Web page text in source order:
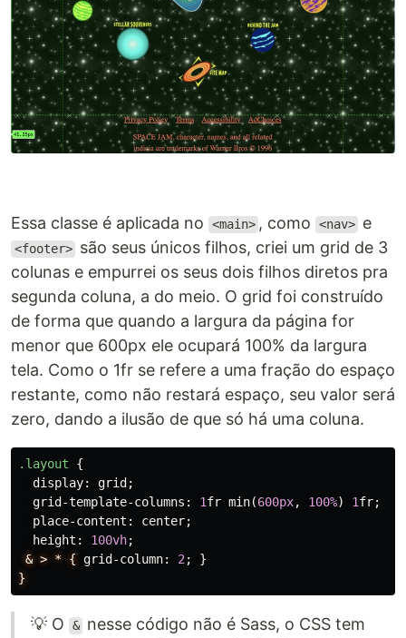
Essa classe é aplicada no <main> , como <nav> e
<footer> são seus únicos filhos, criei um grid de 3
colunas e empurrei os seus dois filhos diretos pra
segunda coluna, a do meio. O grid foi construído
de forma que quando a largura da página for
menor que 600px ele ocupará 100% da largura
tela. Como o 1fr se refere a uma fração do espaço
restante, como não restará espaço, seu valor será
zero, dando a ilusão de que só há uma coluna.
.layout
{
display: grid ;
grid-template-columns : 1fr min(600px, 100%) 1fr;
place-content : center;
height : 100vh;
& > * { grid-column: 2 ;
}
}
💡 O & nesse código não é Sass, o CSS tem